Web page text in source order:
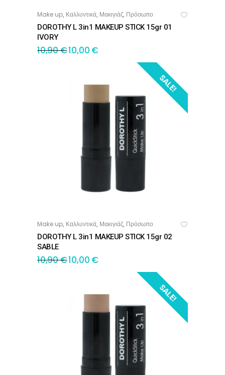
ΠΡΟΣΘΉΚΗ ΣΤΟ ΚΑΛΆΘΙ
Make up, Καλλυντικά, Μακιγιάζ, Πρόσωπο
DOROTHY L 3in1 MAKEUP STICK 15gr 01
IVORY
10,90€10,00 €
SALE!
ΠΡΟΣΘΉΚΗ ΣΤΟ ΚΑΛΆΘΙ
Make up, Καλλυντικά, Μακιγιάζ, Πρόσωπο
DOROTHY L 3in1 MAKEUP STICK 15gr 02
SABLE
10,90€10,00 €
SALE!